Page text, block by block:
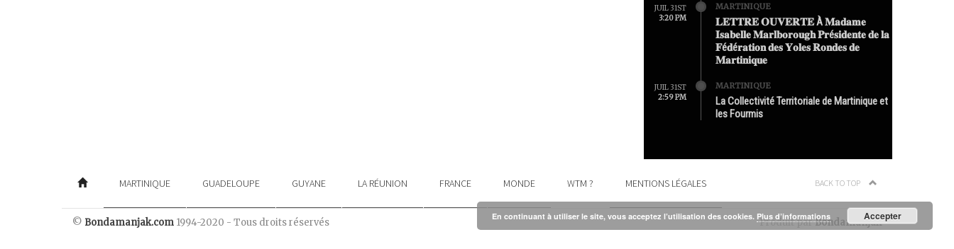
JUIL 31ST
3:20 PM
MARTINIQUE
𝐋𝐄𝐓𝐓𝐑𝐄 𝐎𝐔𝐕𝐄𝐑𝐓𝐄 À 𝐌𝐚𝐝𝐚𝐦𝐞
𝐈𝐬𝐚𝐛𝐞𝐥𝐥𝐞 𝐌𝐚𝐫𝐥𝐛𝐨𝐫𝐨𝐮𝐠𝐡 𝐏𝐫é𝐬𝐢𝐝𝐞𝐧𝐭𝐞 𝐝𝐞 𝐥𝐚
𝐅é𝐝é𝐫𝐚𝐭𝐢𝐨𝐧 𝐝𝐞𝐬 𝐘𝐨𝐥𝐞𝐬 𝐑𝐨𝐧𝐝𝐞𝐬 𝐝𝐞
𝐌𝐚𝐫𝐭𝐢𝐧𝐢𝐪𝐮𝐞
JUIL 31ST
2:59 PM
MARTINIQUE
La Collectivité Territoriale de Martinique et
les Fourmis
MARTINIQUE GUADELOUPE GUYANE LA RÉUNION FRANCE MONDE WTM ? MENTIONS LÉGALES BACK TO TOP
© Bondamanjak.com 1994-2020 - Tous droits réservés Produit parBondamanjak
En continuant à utiliser le site, vous acceptez l’utilisation des cookies. Plus d’informations Accepter